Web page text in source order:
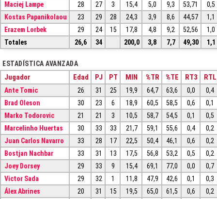
Maciej Lampe
28 27 3 15,4 5,0 9,3 53,71
0,5
Kostas Papanikolaou
23 29 28 24,3 3,9 8,6 44,57
1,1
Erazem Lorbek
29 24 15 17,8 4,8 9,2 52,56
1,0
Totales
26,6 34 200,0 3,8 7,7 49,30 1,1
ESTADÍSTICA AVANZADA
Jugador Edad PJ PT MIN %TR %TE RT3 RTL
Ante Tomic 26 31 25 19,9 64,7 63,6 0,0
0,4
Brad Oleson
30 23 6 18,9 60,5 58,5 0,6
0,1
Marko Todorovic
21 21 3 10,5 58,7 54,5 0,1
0,5
Marcelinho Huertas
30 33 33 21,7 59,1 55,6 0,4
0,2
Juan Carlos Navarro
33 28 17 22,5 50,4 46,1 0,6
0,2
Bostjan Nachbar
33 31 13 17,5 56,8 53,2 0,5
0,2
Joey Dorsey
29 33 9 15,4 69,1 77,0 0,0
0,7
Victor Sada
29 32 1 11,8 47,9 42,6 0,1
0,3
Álex Abrines
20 31 15 19,5 65,0 61,5 0,6
0,2